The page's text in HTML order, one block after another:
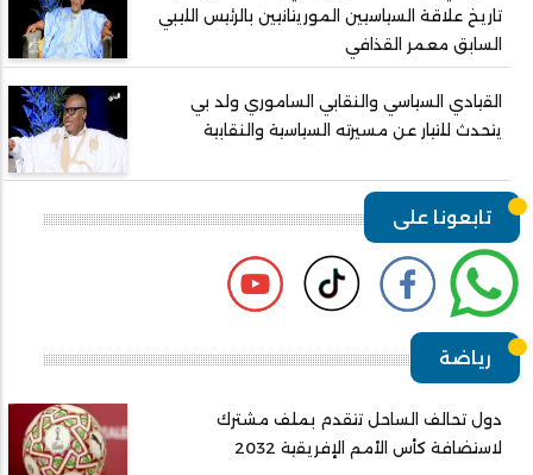
تاريخ علاقة السياسيين الموريتانيين بالرئيس الليبي
السابق معمر القذافي
القيادي السياسي والنقابي الساموري ولد بي
يتحدث للتيار عن مسيرته السياسية والنقابية
تابعونا على
رياضة
دول تحالف الساحل تتقدم بملف مشترك
لاستضافة كأس الأمم الإفريقية 2032